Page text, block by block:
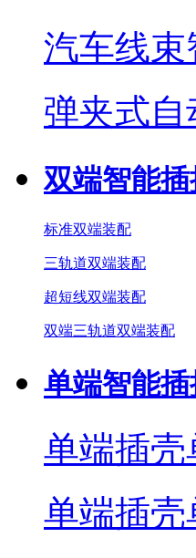
汽车线
弹夹式自
双端智能插
标准双端装配
三轨道双端装配
超短线双端装配
双端三轨道双端装配
单端智能插
单端插壳
单端插